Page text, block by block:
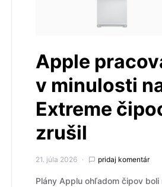
Apple
v minulosti
Extreme
zrušil
21. júla 2026 pridaj komentár
Plány Applu ohľadom čipov boli